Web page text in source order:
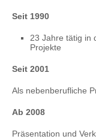
Seit 1990
23 Jahre tätig in
Projekte
Seit 2001
Als nebenberufliche
Ab 2008
Präsentation und